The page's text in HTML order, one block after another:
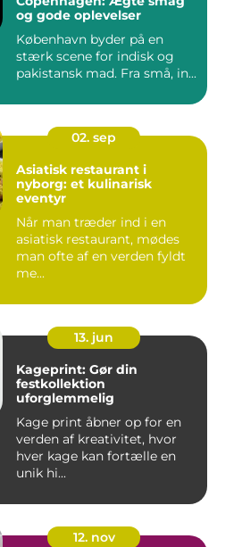
og gode oplevelser
København byder på en
stærk scene for indisk og
pakistansk mad. Fra små, in...
02. sep
Asiatisk restaurant i
nyborg: et kulinarisk
eventyr
Når man træder ind i en
asiatisk restaurant, mødes
man ofte af en verden fyldt
me...
13. jun
Kageprint: Gør din
festkollektion
uforglemmelig
Kage print åbner op for en
verden af kreativitet, hvor
hver kage kan fortælle en
unik hi...
12. nov